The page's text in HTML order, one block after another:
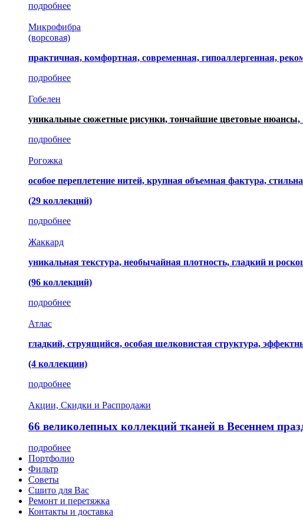
подробнее
Микрофибра
(ворсовая)
практичная, комфортная, современная, гипоаллергенная,
подробнее
Гобелен
уникальные сюжетные рисунки, тончайшие цветовые нюансы,
подробнее
Рогожка
особое переплетение нитей, крупная объемная фактура,
(29 коллекций)
подробнее
Жаккард
уникальная текстура, необычайная плотность, гладкий и
(96 коллекций)
подробнее
Атлас
гладкий, струящийся, особая шелковистая структура,
(4 коллекции)
подробнее
Акции, Скидки и Распродажи
66 великолепных коллекций тканей в Весеннем
подробнее
Портфолио
Фильтр
Советы
Сшито для Вас
Ремонт и перетяжка
Контакты и доставка